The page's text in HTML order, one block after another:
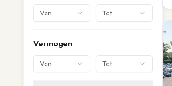
Van Tot
Vermogen
Van Tot